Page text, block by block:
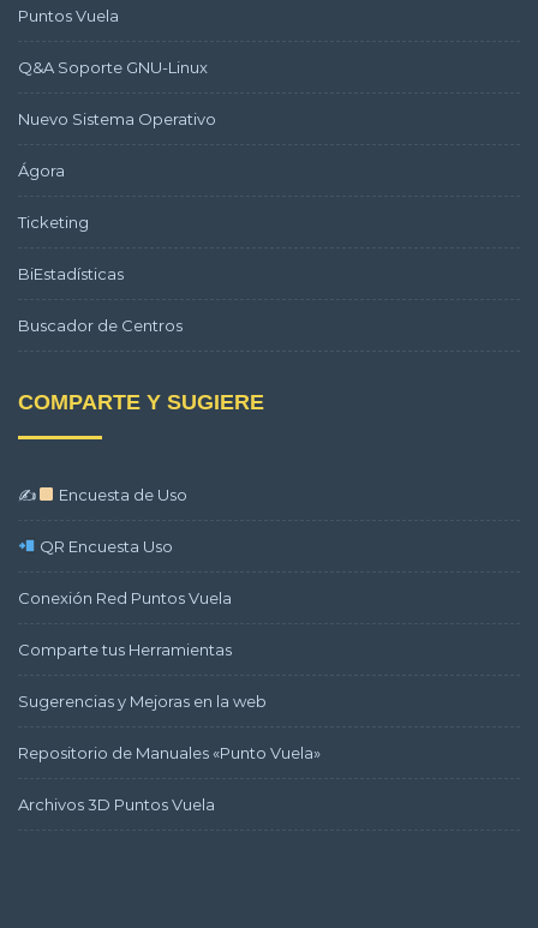
Puntos Vuela
Q&A Soporte GNU-Linux
Nuevo Sistema Operativo
Ágora
Ticketing
BiEstadísticas
Buscador de Centros
COMPARTE Y SUGIERE
✍ Encuesta de Uso
QR Encuesta Uso
Conexión Red Puntos Vuela
Comparte tus Herramientas
Sugerencias y Mejoras en la web
Repositorio de Manuales «Punto Vuela»
Archivos 3D Puntos Vuela